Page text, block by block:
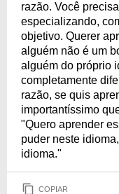
razão. Você
especializando,
objetivo. Querer
alguém não é um
alguém do próprio
completamente
razão, se quis
importantíssimo
"Quero aprender
puder neste
idioma."
COPIAR